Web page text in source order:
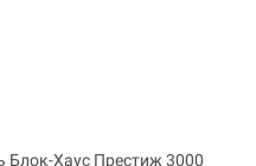
Блок-Хаус Престиж 3000